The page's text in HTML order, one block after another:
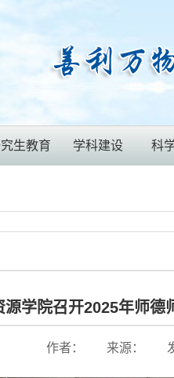
生教育 学科建设 科
源学院召开2025年师德
作者： 来源：